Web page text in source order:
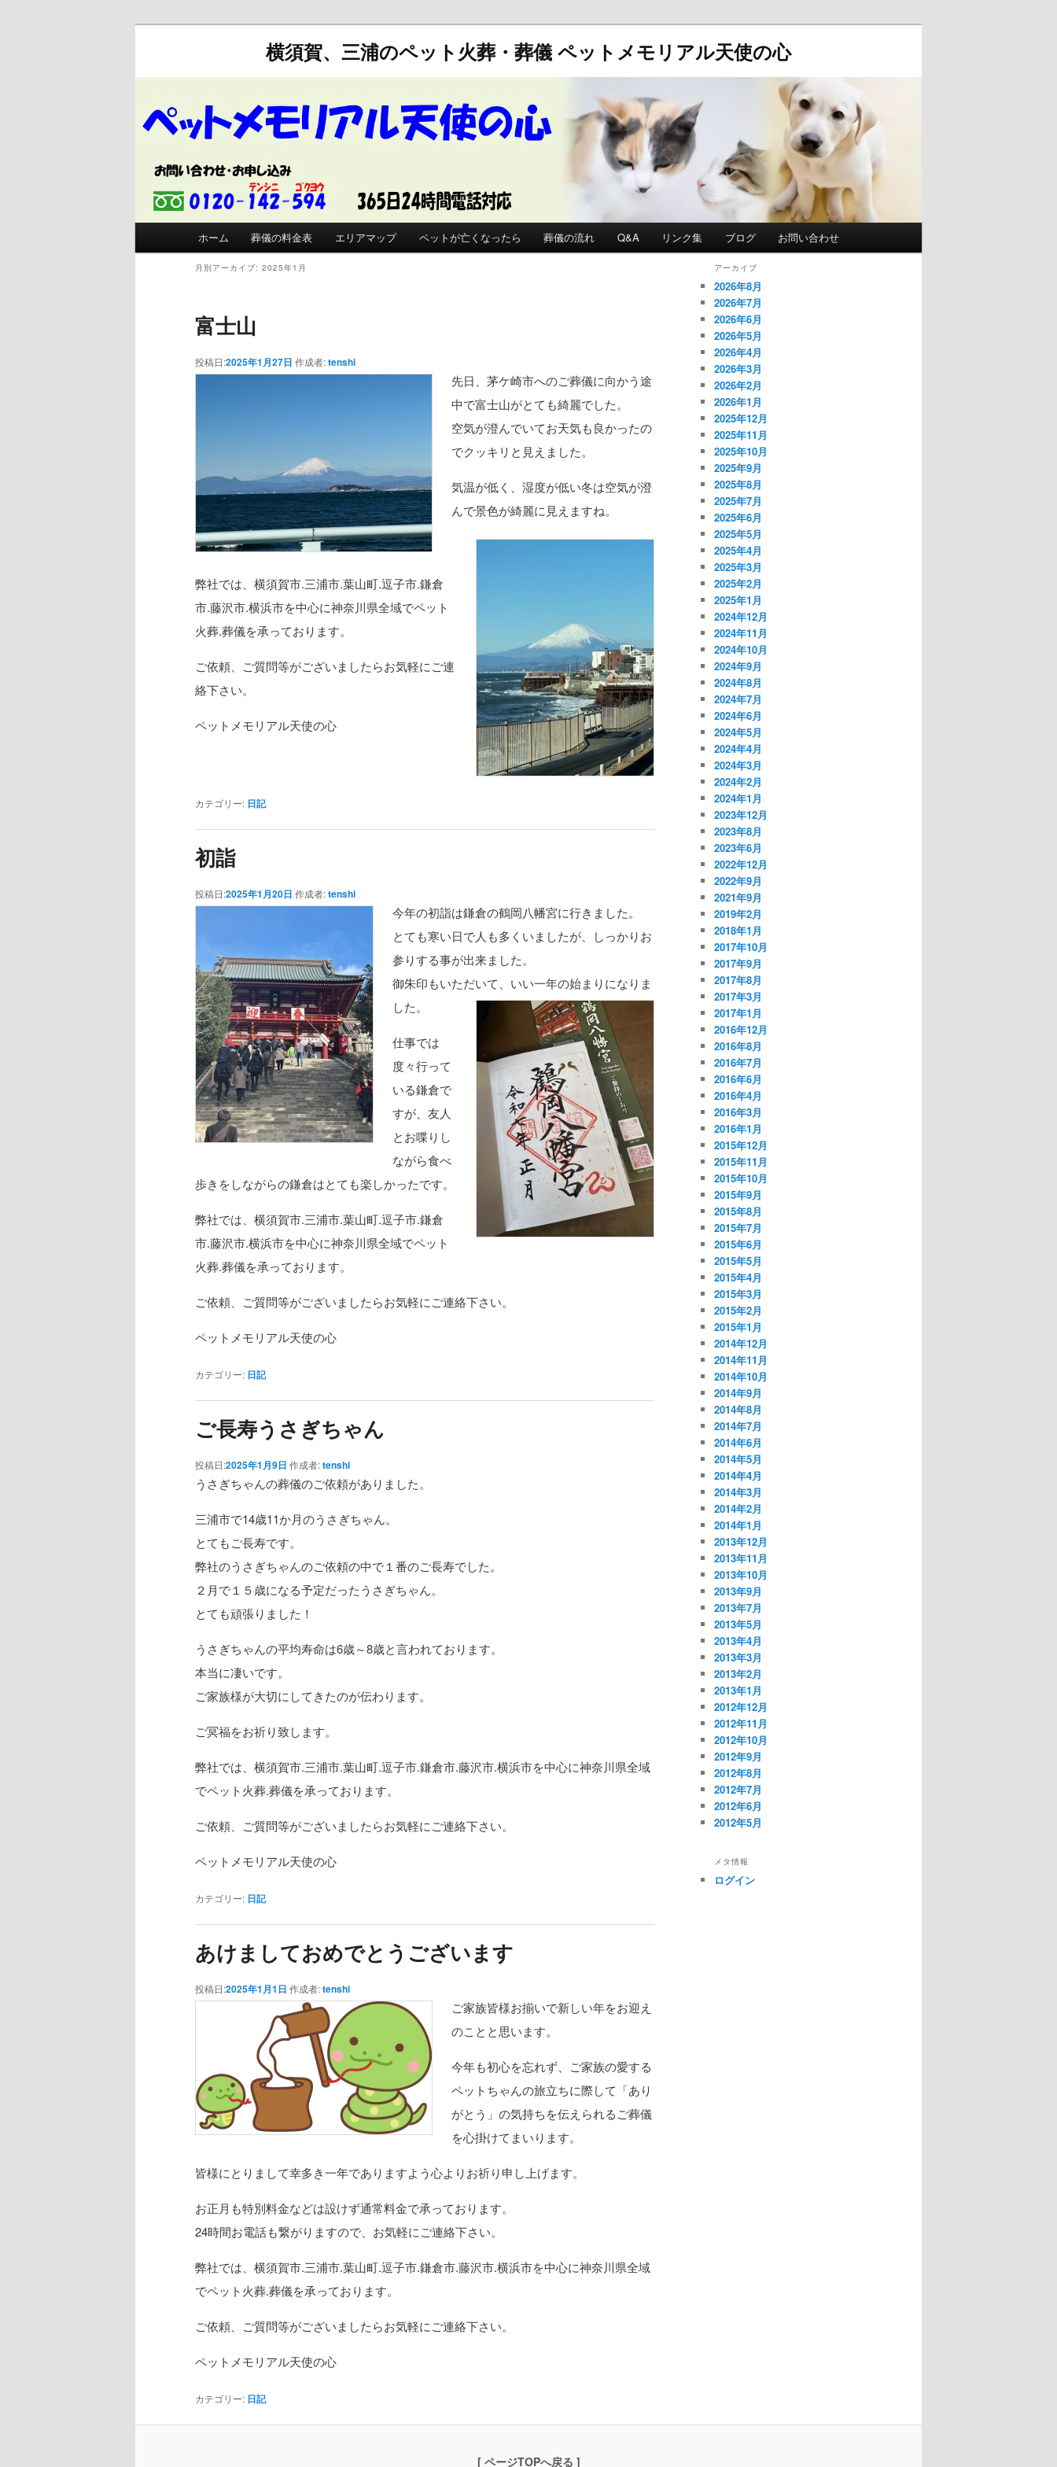
横須賀、三浦のペット火葬・葬儀 ペットメモリアル天使の心
メインメニュー
メインコンテンツへ移動
サブコンテンツへ移動
ホーム 葬儀の料金表 エリアマップ ペットが亡くなったら 葬儀の流れ Q&A リンク集 ブログ お問い合わせ
月別アーカイブ: 2025年1月
富士山
投稿日:2025年1月27日 作成者:tenshi
先日、茅ケ崎市へのご葬儀に向かう途
中で富士山がとても綺麗でした。
空気が澄んでいてお天気も良かったの
でクッキリと見えました。
気温が低く、湿度が低い冬は空気が澄
んで景色が綺麗に見えますね。
弊社では、横須賀市.三浦市.葉山町.逗子市.鎌倉
市.藤沢市.横浜市を中心に神奈川県全域でペット
火葬.葬儀を承っております。
ご依頼、ご質問等がございましたらお気軽にご連
絡下さい。
ペットメモリアル天使の心
カテゴリー: 日記
初詣
投稿日:2025年1月20日 作成者:tenshi
今年の初詣は鎌倉の鶴岡八幡宮に行きました。
とても寒い日で人も多くいましたが、しっかりお
参りする事が出来ました。
御朱印もいただいて、いい一年の始まりになりま
した。
仕事では
度々行って
いる鎌倉で
すが、友人
とお喋りし
ながら食べ
歩きをしながらの鎌倉はとても楽しかったです。
弊社では、横須賀市.三浦市.葉山町.逗子市.鎌倉
市.藤沢市.横浜市を中心に神奈川県全域でペット
火葬.葬儀を承っております。
ご依頼、ご質問等がございましたらお気軽にご連絡下さい。
ペットメモリアル天使の心
カテゴリー: 日記
ご長寿うさぎちゃん
投稿日:2025年1月9日 作成者:tenshi
うさぎちゃんの葬儀のご依頼がありました。
三浦市で14歳11か月のうさぎちゃん。
とてもご長寿です。
弊社のうさぎちゃんのご依頼の中で１番のご長寿でした。
２月で１５歳になる予定だったうさぎちゃん。
とても頑張りました！
うさぎちゃんの平均寿命は6歳～8歳と言われております。
本当に凄いです。
ご家族様が大切にしてきたのが伝わります。
ご冥福をお祈り致します。
弊社では、横須賀市.三浦市.葉山町.逗子市.鎌倉市.藤沢市.横浜市を中心に神奈川県全域
でペット火葬.葬儀を承っております。
ご依頼、ご質問等がございましたらお気軽にご連絡下さい。
ペットメモリアル天使の心
カテゴリー: 日記
あけましておめでとうございます
投稿日:2025年1月1日 作成者:tenshi
ご家族皆様お揃いで新しい年をお迎え
のことと思います。
今年も初心を忘れず、ご家族の愛する
ペットちゃんの旅立ちに際して「あり
がとう」の気持ちを伝えられるご葬儀
を心掛けてまいります。
皆様にとりまして幸多き一年でありますよう心よりお祈り申し上げます。
お正月も特別料金などは設けず通常料金で承っております。
24時間お電話も繋がりますので、お気軽にご連絡下さい。
弊社では、横須賀市.三浦市.葉山町.逗子市.鎌倉市.藤沢市.横浜市を中心に神奈川県全域
でペット火葬.葬儀を承っております。
ご依頼、ご質問等がございましたらお気軽にご連絡下さい。
ペットメモリアル天使の心
カテゴリー: 日記
アーカイブ
2026年8月
2026年7月
2026年6月
2026年5月
2026年4月
2026年3月
2026年2月
2026年1月
2025年12月
2025年11月
2025年10月
2025年9月
2025年8月
2025年7月
2025年6月
2025年5月
2025年4月
2025年3月
2025年2月
2025年1月
2024年12月
2024年11月
2024年10月
2024年9月
2024年8月
2024年7月
2024年6月
2024年5月
2024年4月
2024年3月
2024年2月
2024年1月
2023年12月
2023年8月
2023年6月
2022年12月
2022年9月
2021年9月
2019年2月
2018年1月
2017年10月
2017年9月
2017年8月
2017年3月
2017年1月
2016年12月
2016年8月
2016年7月
2016年6月
2016年4月
2016年3月
2016年1月
2015年12月
2015年11月
2015年10月
2015年9月
2015年8月
2015年7月
2015年6月
2015年5月
2015年4月
2015年3月
2015年2月
2015年1月
2014年12月
2014年11月
2014年10月
2014年9月
2014年8月
2014年7月
2014年6月
2014年5月
2014年4月
2014年3月
2014年2月
2014年1月
2013年12月
2013年11月
2013年10月
2013年9月
2013年7月
2013年5月
2013年4月
2013年3月
2013年2月
2013年1月
2012年12月
2012年11月
2012年10月
2012年9月
2012年8月
2012年7月
2012年6月
2012年5月
メタ情報
ログイン
[ ページTOPへ戻る ]